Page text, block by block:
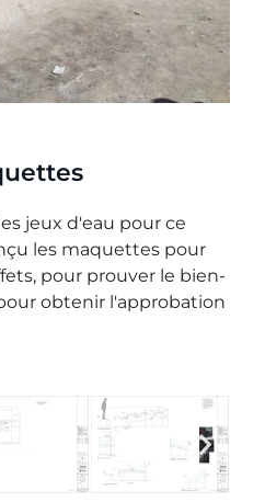
jeux d'eau pour ce
les maquettes pour
pour prouver le bien-
obtenir l'approbation